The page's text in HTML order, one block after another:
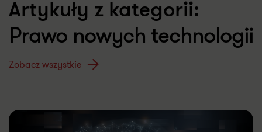
Artykuły z kategorii:
Prawo nowych technologii
Zobacz wszystkie